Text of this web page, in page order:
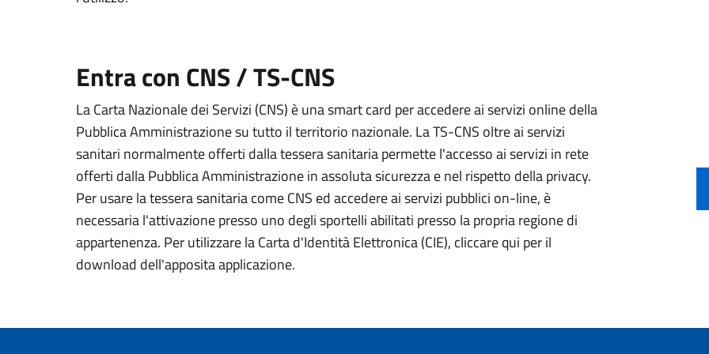
Entra con CNS / TS-CNS
La Carta Nazionale dei Servizi (CNS) è una smart card per accedere ai servizi online della
Pubblica Amministrazione su tutto il territorio nazionale. La TS-CNS oltre ai servizi
sanitari normalmente offerti dalla tessera sanitaria permette l'accesso ai servizi in rete
offerti dalla Pubblica Amministrazione in assoluta sicurezza e nel rispetto della privacy.
Per usare la tessera sanitaria come CNS ed accedere ai servizi pubblici on-line, è
necessaria l'attivazione presso uno degli sportelli abilitati presso la propria regione di
appartenenza. Per utilizzare la Carta d'Identità Elettronica (CIE), cliccare qui per il
download dell'apposita applicazione.